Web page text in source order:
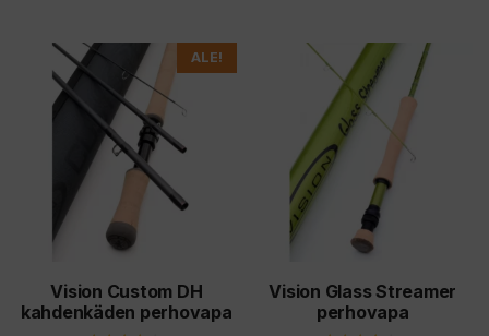
ALE!
Vision Custom DH
kahdenkäden perhovapa
tuotteella
muunnelma.
tehdä
tuotteen
sivulla.
Vision Glass Streamer
perhovapa